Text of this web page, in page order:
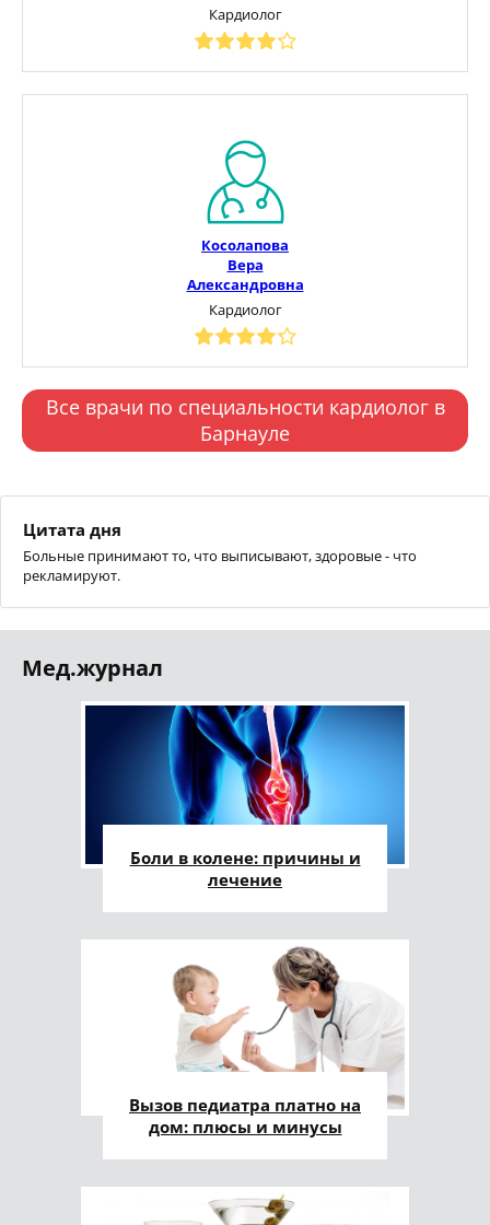
Кардиолог
Косолапова
Вера
Александровна
Кардиолог
Все врачи по специальности кардиолог в
Барнауле
Цитата дня
Больные принимают то, что выписывают, здоровые - что
рекламируют.
Мед.журнал
Боли в колене: причины и
лечение
Вызов педиатра платно на
дом: плюсы и минусы